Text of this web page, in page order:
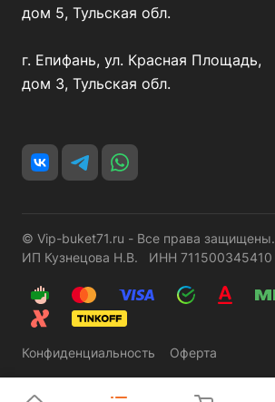
дом 5, Тульская обл.
г. Епифань, ул. Красная Площадь,
дом 3, Тульская обл.
© Vip-buket71.ru - Все права защищены.
ИП Кузнецова Н.В. ИНН 711500345410
Конфиденциальность Оферта